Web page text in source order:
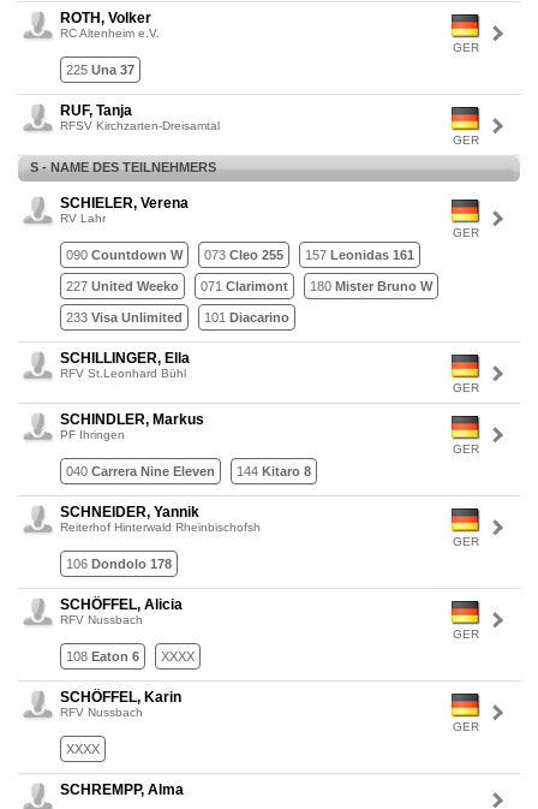
GER
ROTH, Volker
RC Altenheim e.V.
225 Una 37
GER
RUF, Tanja
RFSV Kirchzarten-Dreisamtal
S - NAME DES TEILNEHMERS
GER
SCHIELER, Verena
RV Lahr
090 Countdown W 073 Cleo 255 157 Leonidas 161
227 United Weeko 071 Clarimont 180 Mister Bruno W
233 Visa Unlimited 101 Diacarino
GER
SCHILLINGER, Ella
RFV St.Leonhard Bühl
GER
SCHINDLER, Markus
PF Ihringen
040 Carrera Nine Eleven 144 Kitaro 8
GER
SCHNEIDER, Yannik
Reiterhof Hinterwald Rheinbischofsh
106 Dondolo 178
GER
SCHÖFFEL, Alicia
RFV Nussbach
108 Eaton 6 XXXX
GER
SCHÖFFEL, Karin
RFV Nussbach
XXXX
SCHREMPP, Alma